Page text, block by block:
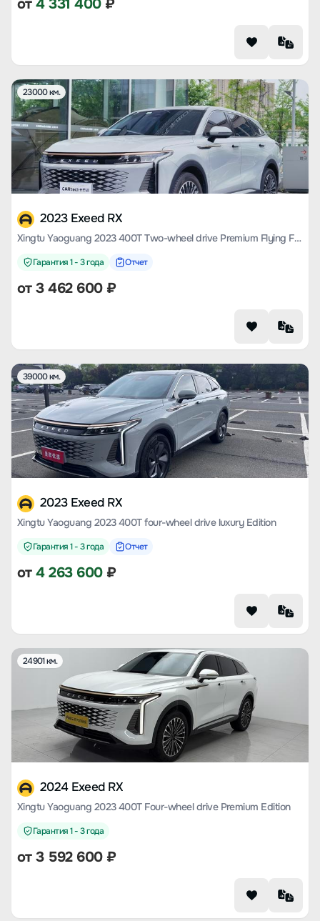
от4 331 400₽
23000 км.
2023 Exeed RX
Xingtu Yaoguang 2023 400T Two-wheel drive Premium Flying Fish Version
Гарантия 1 - 3 года Отчет
от3 462 600₽
39000 км.
2023 Exeed RX
Xingtu Yaoguang 2023 400T four-wheel drive luxury Edition
Гарантия 1 - 3 года Отчет
от4 263 600₽
24901 км.
2024 Exeed RX
Xingtu Yaoguang 2023 400T Four-wheel drive Premium Edition
Гарантия 1 - 3 года
от3 592 600₽